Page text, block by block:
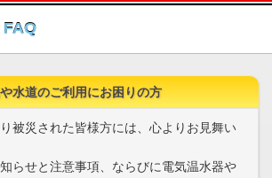
このページの本文へ
FAQ
水道のご利用にお困りの方
被災された皆様方には、心よりお見舞い
らせと注意事項、ならびに電気温水器や